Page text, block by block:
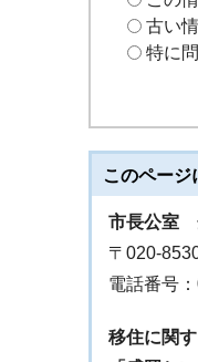
古い
特に
このページ
市長公室
〒020-
電話番号
移住に関